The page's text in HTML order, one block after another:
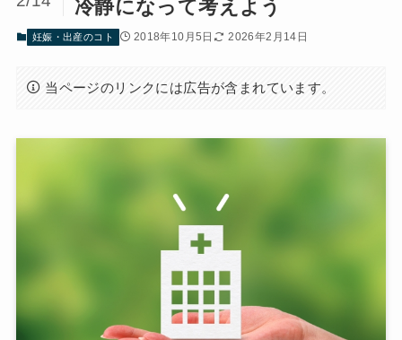
冷静になって考えよう
妊娠・出産のコト 2018年10月5日 2026年2月14日
当ページのリンクには広告が含まれています。